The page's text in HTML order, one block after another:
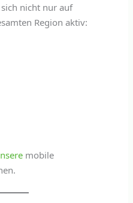
nicht nur auf
Region aktiv:
mobile